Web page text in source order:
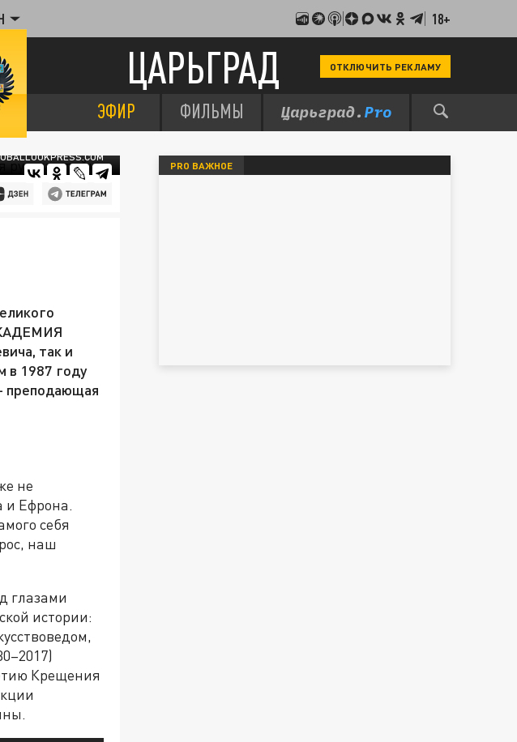
18+
ЦАРЬГРАД ОТКЛЮЧИТЬ РЕКЛАМУ
ЭФИР ФИЛЬМЫ
так и
в 1987 году
преподающая
не
и Ефрона.
себя
наш
глазами
истории:
Крещения
PRO ВАЖНОЕ